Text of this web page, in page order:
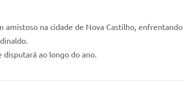
na cidade de Nova Castilho,
disputará ao longo do ano.